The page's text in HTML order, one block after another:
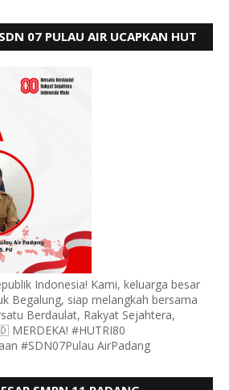
07 PULAU AIR UCAPKAN HUT
Indonesia! Kami, keluarga besar
Begalung, siap melangkah bersama
Berdaulat, Rakyat Sejahtera,
MERDEKA! #HUTRI80
#SDN07Pulau AirPadang